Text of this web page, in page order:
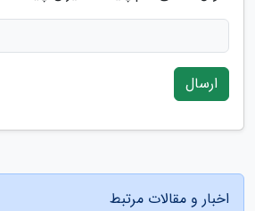
ارسال
اخبار و مقالات مرتبط